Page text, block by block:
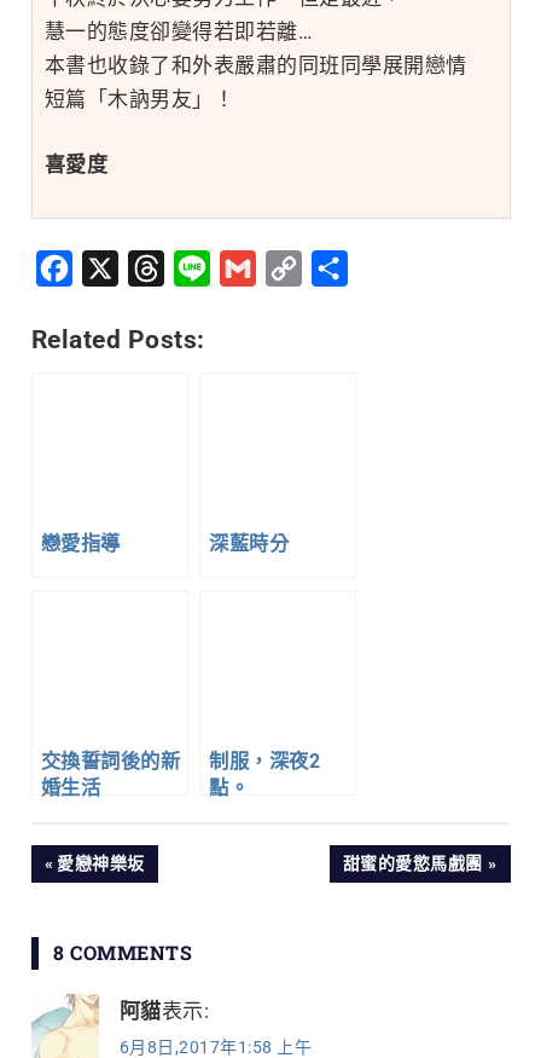
慧一的態度卻變得若即若離…
本書也收錄了和外表嚴肅的同班同學展開戀情
短篇「木訥男友」！
喜愛度
Facebook Threads
Line Gmail
Copy
Related Posts:
戀愛指導 深藍時分
交換誓詞後的新
婚生活
制服，深夜2
點。
文
導
覽
PREVIOUS
愛戀神樂坂
NEXT
甜蜜的愛慾馬戲團
8 COMMENTS
阿貓表示:
6月8日,2017年1:58 上午